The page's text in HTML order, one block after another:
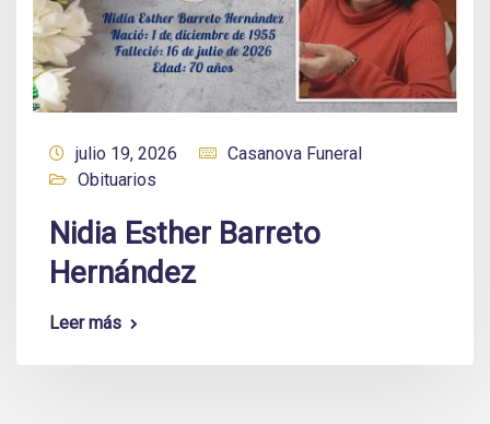
julio 19, 2026
Casanova Funeral
Obituarios
Nidia Esther Barreto
Hernández
Leer más